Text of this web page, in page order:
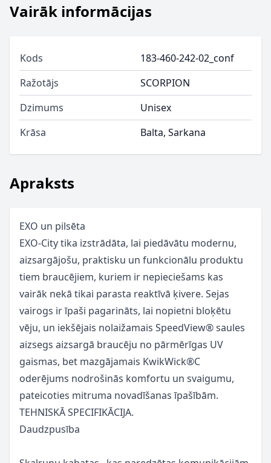
Apraksts
EXO un pilsēta
EXO-City tika izstrādāta, lai piedāvātu modernu,
aizsargājošu, praktisku un funkcionālu produktu
tiem braucējiem, kuriem ir nepieciešams kas
vairāk nekā tikai parasta reaktīvā ķivere. Sejas
vairogs ir īpaši pagarināts, lai nopietni bloķētu
vēju, un iekšējais nolaižamais SpeedView® saules
aizsegs aizsargā braucēju no pārmērīgas UV
gaismas, bet mazgājamais KwikWick®C
oderējums nodrošinās komfortu un svaigumu,
pateicoties mitruma novadīšanas īpašībām.
TEHNISKĀ SPECIFIKĀCIJA.
Daudzpusība
Vairāk informācijas
Kods
183-460-242-02_conf
Ražotājs
SCORPION
Dzimums
Unisex
Krāsa
Balta, Sarkana